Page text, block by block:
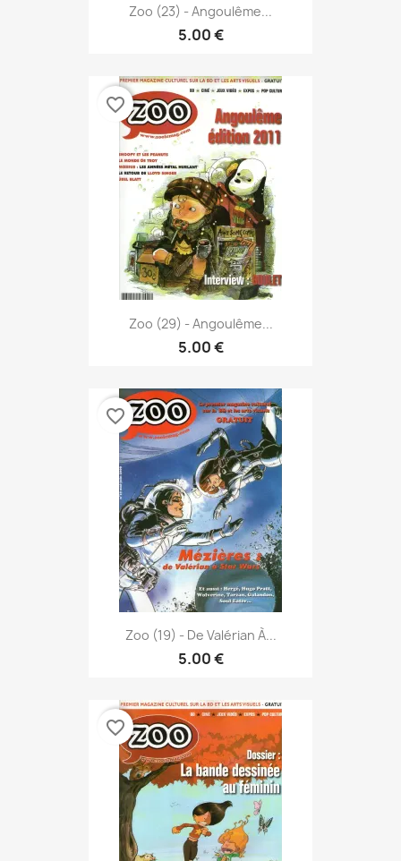
Zoo (23) - Angoulême...
5.00 €
Zoo (29) - Angoulême...
5.00 €
favorite_border
Zoo (19) - De Valérian À...
5.00 €
favorite_border
favorite_border